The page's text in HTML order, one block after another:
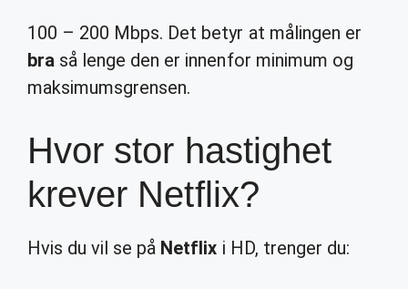
100 – 200 Mbps. Det betyr at målingen er
bra så lenge den er innenfor minimum og
maksimumsgrensen.
Hvor stor hastighet
krever Netflix?
Hvis du vil se på Netflix i HD, trenger du: